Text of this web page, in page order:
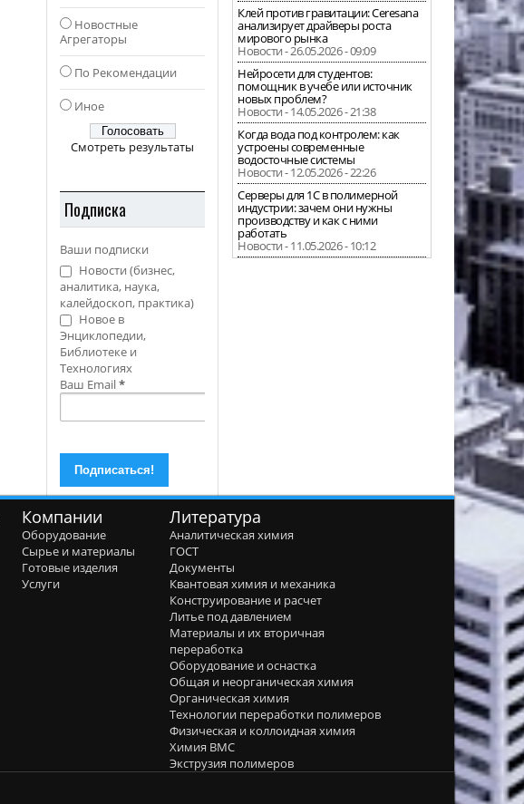
Новостные
Агрегаторы
По Рекомендации
Иное
Смотреть результаты
Подписка
Ваши подписки
Новости (бизнес,
аналитика, наука,
калейдоскоп, практика)
Новое в
Энциклопедии,
Библиотеке и
Технологиях
Ваш Email*
Клей против гравитации: Ceresana
анализирует драйверы роста
мирового рынка
Новости - 26.05.2026 - 09:09
Нейросети для студентов:
помощник в учебе или источник
новых проблем?
Новости - 14.05.2026 - 21:38
Когда вода под контролем: как
устроены современные
водосточные системы
Новости - 12.05.2026 - 22:26
Серверы для 1С в полимерной
индустрии: зачем они нужны
производству и как с ними
работать
Новости - 11.05.2026 - 10:12
Компании
Оборудование
Сырье и материалы
Готовые изделия
Услуги
Литература
Аналитическая химия
ГОСТ
Документы
Квантовая химия и механика
Конструирование и расчет
Литье под давлением
Материалы и их вторичная
переработка
Оборудование и оснастка
Общая и неорганическая химия
Органическая химия
Технологии переработки полимеров
Физическая и коллоидная химия
Химия ВМС
Экструзия полимеров